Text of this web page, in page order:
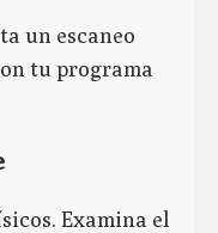
un escaneo
tu programa
Examina el